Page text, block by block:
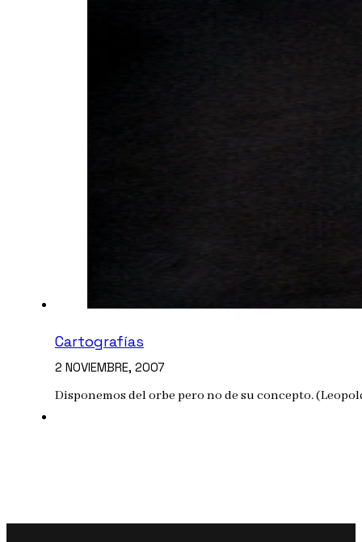
Cartografías
2 NOVIEMBRE, 2007
Disponemos del orbe pero no de su concepto.